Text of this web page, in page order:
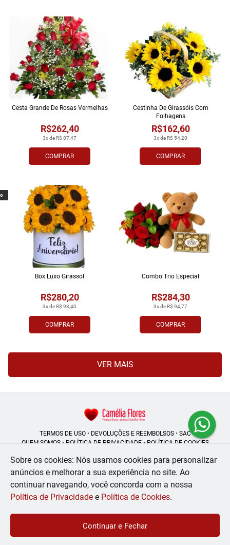
COMPRAR
3x de R$ 87,47
R$262,40
Cesta Grande De Rosas Vermelhas
COMPRAR
3x de R$ 54,20
R$162,60
Cestinha De Girassóis Com
Folhagens
COMPRAR
3x de R$ 93,40
R$280,20
Box Luxo Girassol
COMPRAR
3x de R$ 94,77
R$284,30
Combo Trio Especial
VER MAIS
TERMOS DE USO• DEVOLUÇÕES E REEMBOLSOS• SAC
QUEM SOMOS• POLÍTICA DE PRIVACIDADE• POLÍTICA DE COOKIES
Camélia Flores | CNPJ: 08.250.956/0001-53
Rua do Rosário - 164, Centro - Rio de Janeiro - RJ - 20041-002
© 2024-2026 - Todos os direitos reservados - Desenvolvido por
Sobre os cookies: Nós usamos cookies para personalizar
anúncios e melhorar a sua experiência no site. Ao
continuar navegando, você concorda com a nossa
Política de Privacidade e Política de Cookies.
Continuar e Fechar